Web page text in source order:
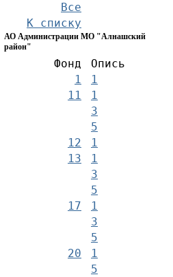
Все
К списку
АО Администрации МО "Алнашский
район"
Фонд
Опись
1
1
11
1
3
5
12
1
13
1
3
5
17
1
3
5
20
1
5